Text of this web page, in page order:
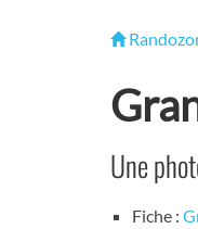
Une
Fiche :